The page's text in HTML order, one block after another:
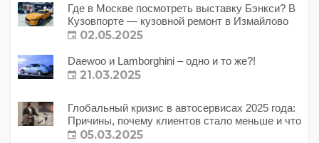
Где в Москве посмотреть выставку Бэнкси? В
Кузовпорте — кузовной ремонт в Измайлово
02.05.2025
Daewoo и Lamborghini – одно и то же?!
21.03.2025
Глобальный кризис в автосервисах 2025 года:
Причины, почему клиентов стало меньше и что
с этим делать?
05.03.2025